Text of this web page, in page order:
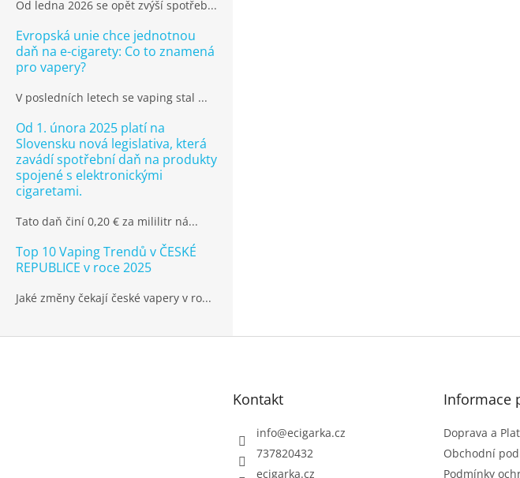
Od ledna 2026 se opět zvýší spotřeb...
Evropská unie chce jednotnou
daň na e-cigarety: Co to znamená
pro vapery?
V posledních letech se vaping stal ...
Od 1. února 2025 platí na
Slovensku nová legislativa, která
zavádí spotřební daň na produkty
spojené s elektronickými
cigaretami.
Tato daň činí 0,20 € za mililitr ná...
Top 10 Vaping Trendů v ČESKÉ
REPUBLICE v roce 2025
Jaké změny čekají české vapery v ro...
Kontakt
info@ecigarka.cz
737820432
ecigarka.cz
Informace
Doprava a
Obchodní
Podmínky